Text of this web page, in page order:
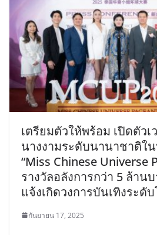
เตรียมตัวให้พร้อม เปิดตัวเ
นางงามระดับนานาชาติใ
“Miss Chinese Universe
รางวัลอลังการกว่า 5 ล้าน
แจ้งเกิดวงการบันเทิงระดั
กันยายน 17, 2025